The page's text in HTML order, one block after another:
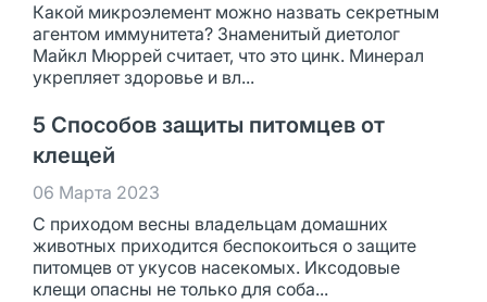
Какой микроэлемент можно назвать секретным
агентом иммунитета? Знаменитый диетолог
Майкл Мюррей считает, что это цинк. Минерал
укрепляет здоровье и вл...
5 Способов защиты питомцев от
клещей
06 Марта 2023
С приходом весны владельцам домашних
животных приходится беспокоиться о защите
питомцев от укусов насекомых. Иксодовые
клещи опасны не только для соба...